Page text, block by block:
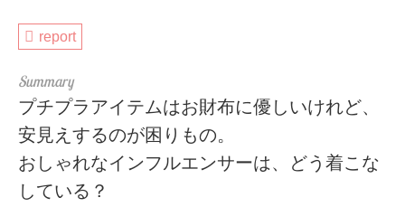
report
プチプラアイテムはお財布に優しいけれど、
安見えするのが困りもの。
おしゃれなインフルエンサーは、どう着こな
している？